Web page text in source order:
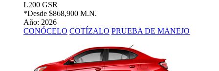
L200 GSR
*Desde $868,900 M.N.
Año: 2026
CONÓCELO COTÍZALO PRUEBA DE MANEJO